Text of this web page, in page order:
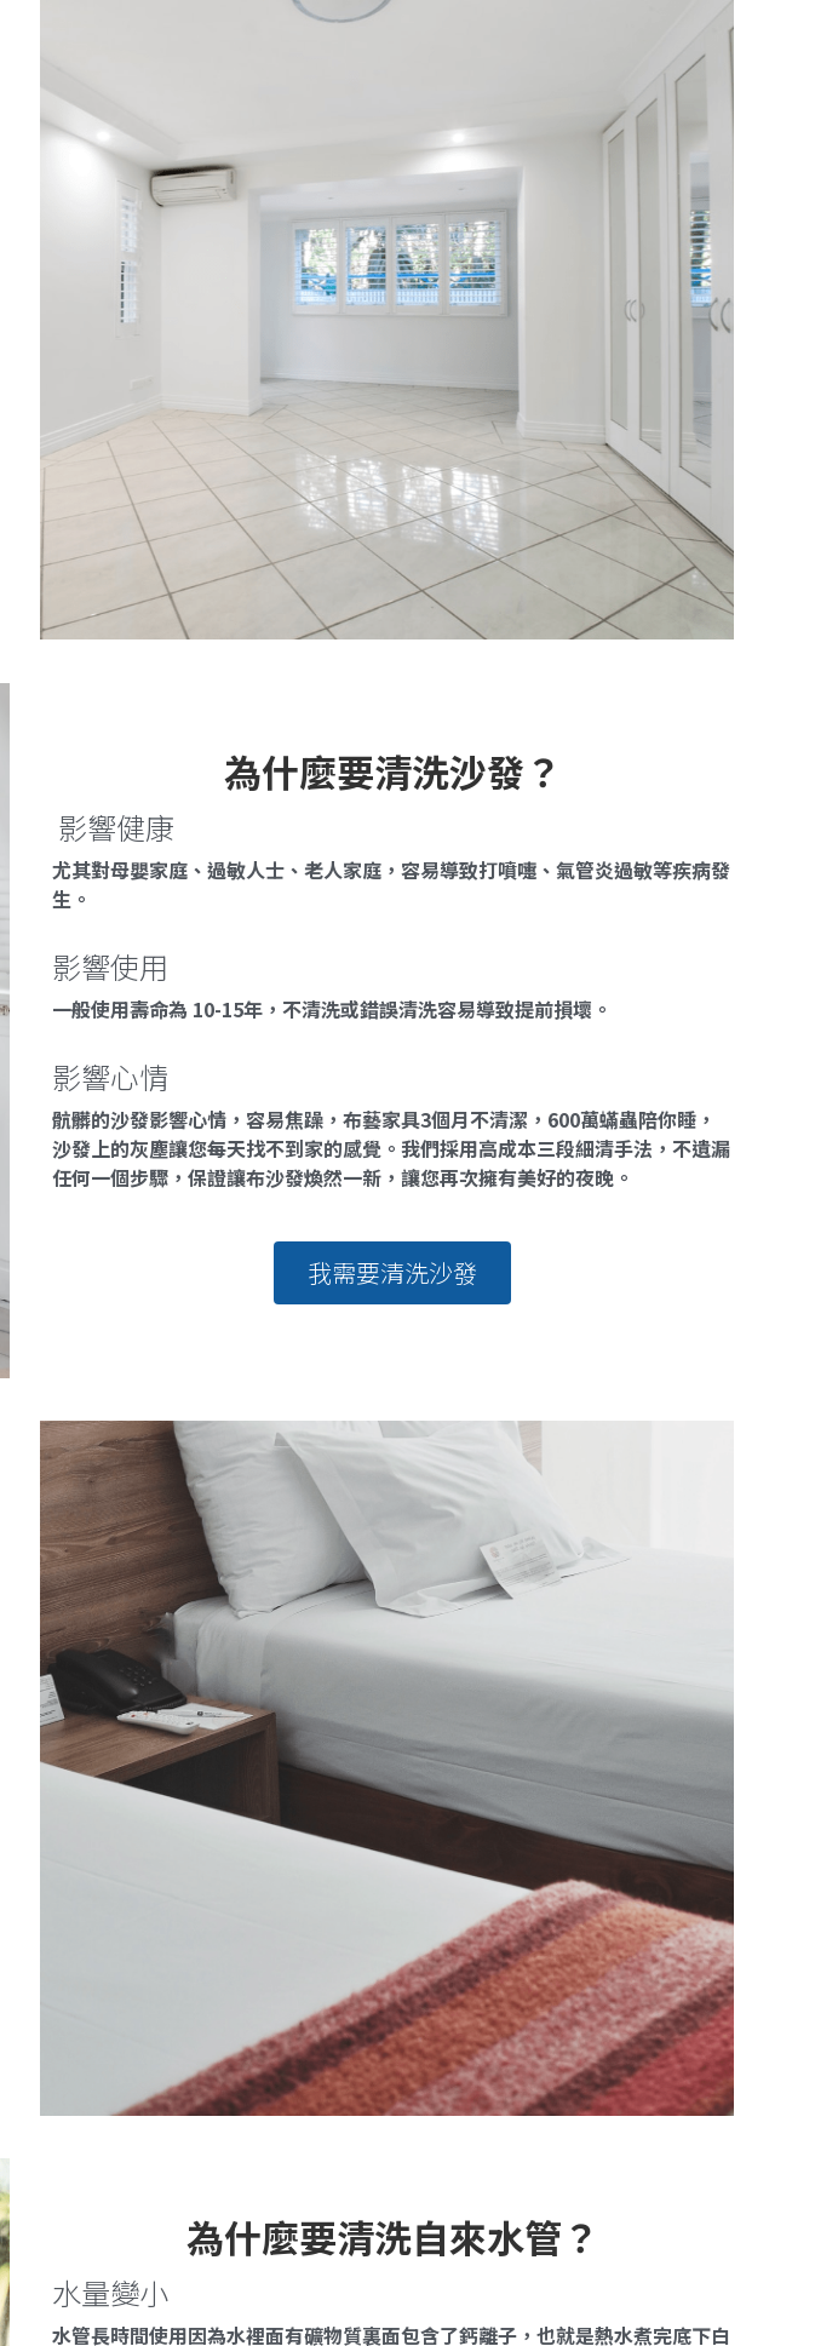
為什麼要清洗沙發？
影響健康
尤其對母嬰家庭、過敏人士、老人家庭，容易導致打噴嚏、氣管炎過敏等疾病發
生。
影響使用
一般使用壽命為 10-15年，不清洗或錯誤清洗容易導致提前損壞。
影響心情
骯髒的沙發影響心情，容易焦躁，布藝家具3個月不清潔，600萬蟎蟲陪你睡，
沙發上的灰塵讓您每天找不到家的感覺。我們採用高成本三段細清手法，不遺漏
任何一個步驟，保證讓布沙發煥然一新，讓您再次擁有美好的夜晚。
我需要清洗沙發
為什麼要清洗自來水管？
水量變小
水管長時間使用因為水裡面有礦物質裏面包含了鈣離子，也就是熱水煮完底下白